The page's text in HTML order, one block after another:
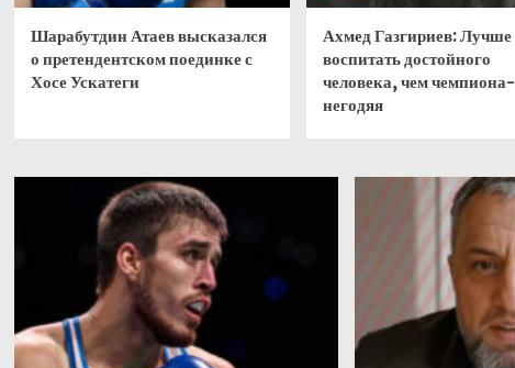
Шарабутдин Атаев высказался
о претендентском поединке с
Хосе Ускатеги
Ахмед Газгириев: Лучше
воспитать достойного
человека, чем чемпиона-
негодяя